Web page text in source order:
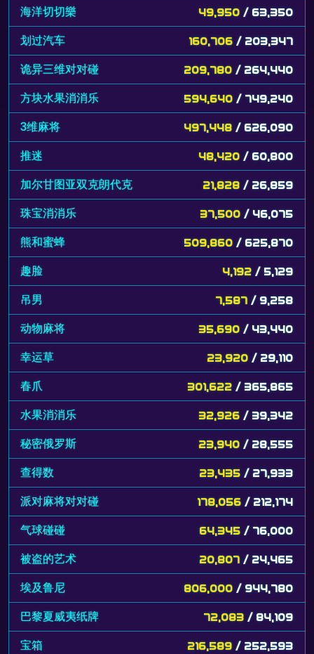
海洋切切樂 49,950 / 63,350
划过汽车 160,706 / 203,347
诡异三维对对碰 209,780 / 264,440
方块水果消消乐 594,640 / 749,240
3维麻将 497,448 / 626,090
推迷 48,420 / 60,800
加尔甘图亚双克朗代克 21,828 / 26,859
珠宝消消乐 37,500 / 46,075
熊和蜜蜂 509,860 / 625,870
趣脸 4,192 / 5,129
吊男 7,587 / 9,258
动物麻将 35,690 / 43,440
幸运草 23,920 / 29,110
春爪 301,622 / 365,865
水果消消乐 32,926 / 39,342
秘密俄罗斯 23,940 / 28,555
查得数 23,435 / 27,933
派对麻将对对碰 178,056 / 212,174
气球碰碰 64,345 / 76,000
被盗的艺术 20,807 / 24,465
埃及鲁尼 806,000 / 944,780
巴黎夏威夷纸牌 72,083 / 84,109
宝箱 216,589 / 252,593